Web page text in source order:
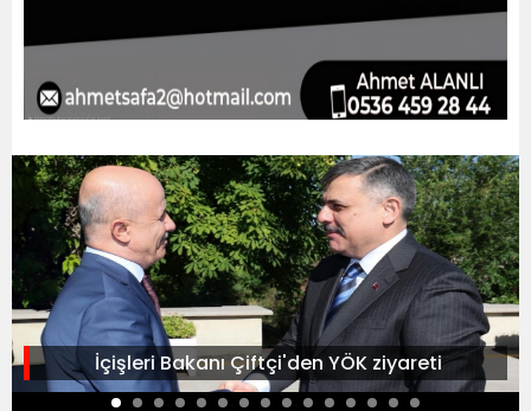
İçişleri Bakanı Çiftçi'den YÖK ziyareti